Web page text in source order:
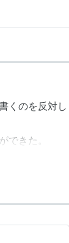
くのを反対し
できた。
害の内容によ
またそれぞれ
スが異なる